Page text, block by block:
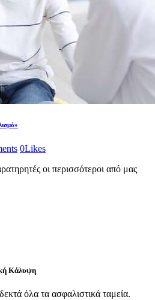
0Likes
οι περισσότεροι από μας
Κάλυψη
όλα τα ασφαλιστικά ταμεία.